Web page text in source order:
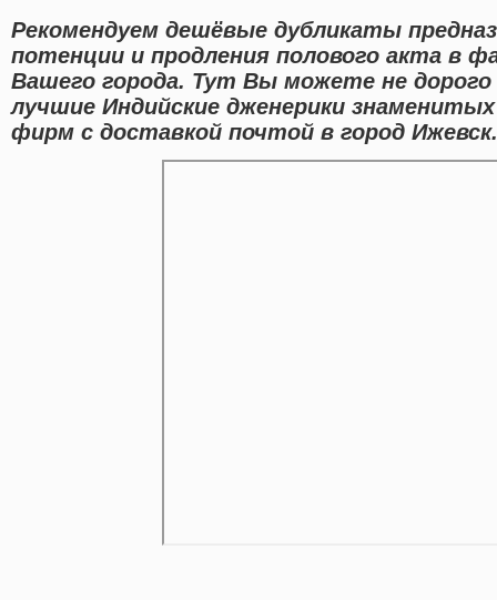
Рекомендуем дешёвые дубликаты
потенции и продления полового акта в
Вашего города. Тут Вы можете не
лучшие Индийские дженерики
фирм с доставкой почтой в город Ижевск.